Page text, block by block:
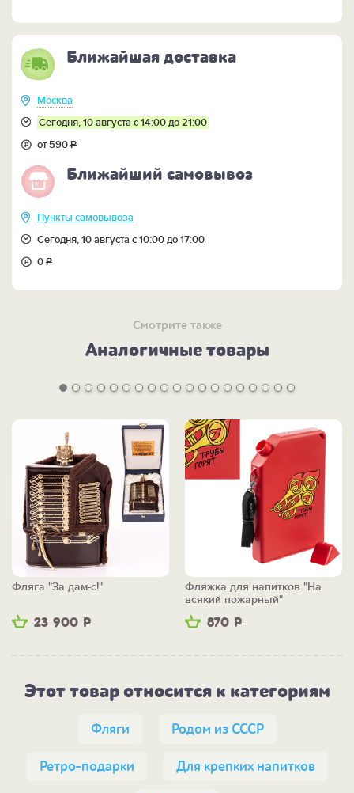
Ближайшая доставка
Москва
Сегодня, 10 августа с 14:00 до 21:00
от 590Р
Ближайший самовывоз
Пункты самовывоза
Сегодня, 10 августа с 10:00 до 17:00
0Р
Смотрите также
Аналогичные товары
23 900 Р
Фляга "За дам-с!"
870 Р
Фляжка для напитков "На
всякий пожарный"
Этот товар относится к категориям
Фляги Родом из СССР
Ретро-подарки Для крепких напитков